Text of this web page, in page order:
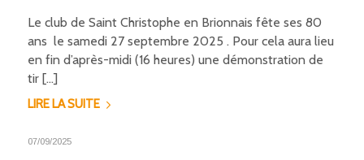
Le club de Saint Christophe en Brionnais fête ses 80
ans le samedi 27 septembre 2025 . Pour cela aura lieu
en fin d’après-midi (16 heures) une démonstration de
tir […]
LIRE LA SUITE
07/09/2025